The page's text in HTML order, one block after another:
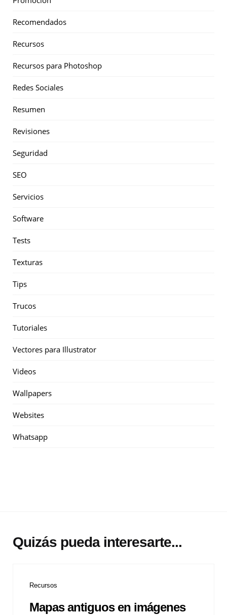
Recomendados
Recursos
Recursos para Photoshop
Redes Sociales
Resumen
Revisiones
Seguridad
SEO
Servicios
Software
Tests
Texturas
Tips
Trucos
Tutoriales
Vectores para Illustrator
Videos
Wallpapers
Websites
Whatsapp
Quizás pueda interesarte...
Recursos
Mapas antiguos en imágenes